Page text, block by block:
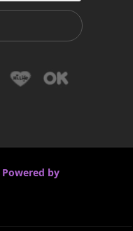
Powered by